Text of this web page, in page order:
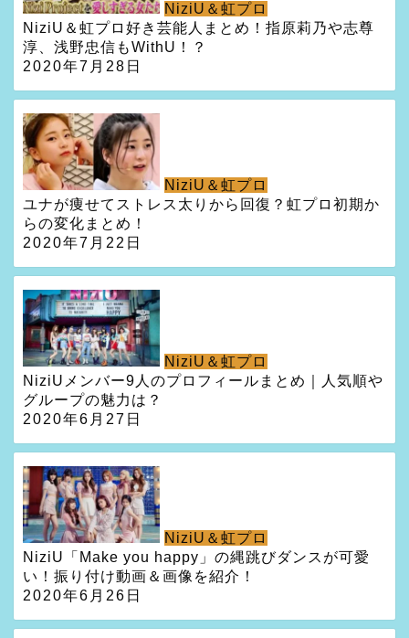
NiziU＆虹プロ
NiziU＆虹プロ好き芸能人まとめ！指原莉乃や志尊
淳、浅野忠信もWithU！？
2020年7月28日
NiziU＆虹プロ
ユナが痩せてストレス太りから回復？虹プロ初期か
らの変化まとめ！
2020年7月22日
NiziU＆虹プロ
NiziUメンバー9人のプロフィールまとめ｜人気順や
グループの魅力は？
2020年6月27日
NiziU＆虹プロ
NiziU「Make you happy」の縄跳びダンスが可愛
い！振り付け動画＆画像を紹介！
2020年6月26日